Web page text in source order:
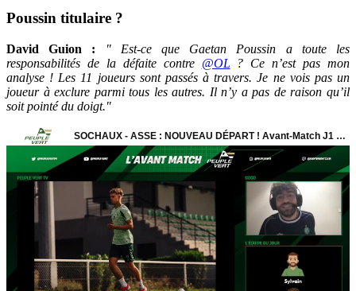
Poussin titulaire ?
David Guion : "Est-ce que Gaetan Poussin a toute les
responsabilités de la défaite contre @OL ? Ce n’est pas mon
analyse ! Les 11 joueurs sont passés à travers. Je ne vois pas un
joueur à exclure parmi tous les autres. Il n’y a pas de raison qu’il
soit pointé du doigt."